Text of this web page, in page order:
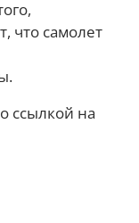
что самолет
ссылкой на